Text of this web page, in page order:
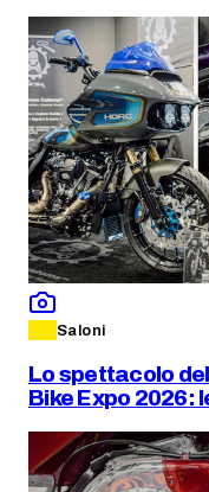
Saloni
Lo spettacolo
Bike Expo 2026: